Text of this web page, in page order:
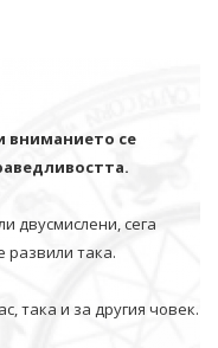
вниманието се
двусмислени, сега
развили така.
така и за другия човек.